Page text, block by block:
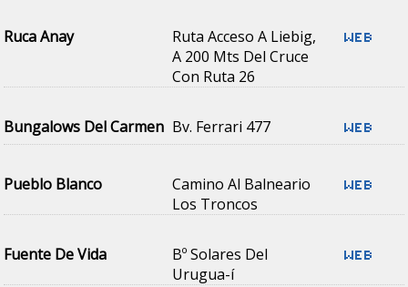
Ruca Anay
Ruta Acceso A Liebig,
A 200 Mts Del Cruce
Con Ruta 26
Bungalows Del Carmen Bv. Ferrari 477
Pueblo Blanco
Camino Al Balneario
Los Troncos
Fuente De Vida
Bº Solares Del
Urugua-í